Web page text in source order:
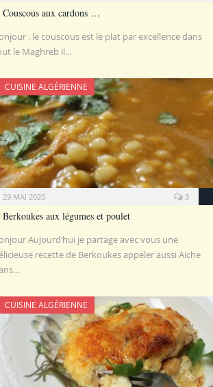
Couscous aux cardons …
. le couscous est le plat par excellence dans
le Maghreb il…
CUISINE ALGÉRIENNE
29 MAI 2020 3
Berkoukes aux légumes et poulet
Aujourd’hui je partage avec vous une
recette de Berkoukes appeler aussi Aiche
CUISINE ALGÉRIENNE